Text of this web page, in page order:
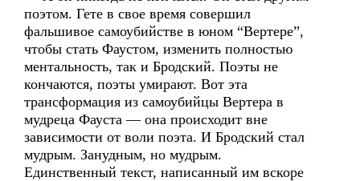
поэтом. Гете в свое время совершил
фальшивое самоубийстве в юном “Вертере”,
чтобы стать Фаустом, изменить полностью
ментальность, так и Бродский. Поэты не
кончаются, поэты умирают. Вот эта
трансформация из самоубийцы Вертера в
мудреца Фауста — она происходит вне
зависимости от воли поэта. И Бродский стал
мудрым. Занудным, но мудрым.
Единственный текст, написанный им вскоре